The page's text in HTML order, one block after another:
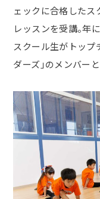
ェックに合格したス
レッスンを受講。年
スクール生がトップ
ダーズ」のメンバー